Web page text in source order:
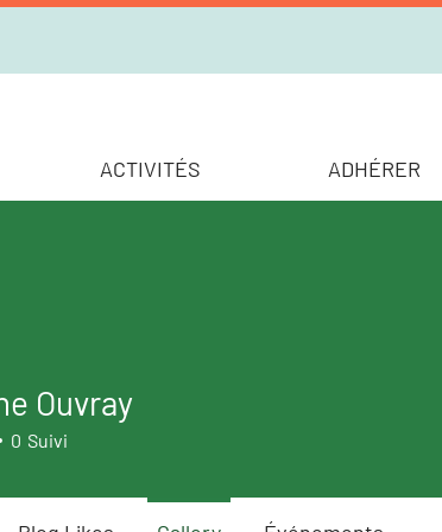
ACTIVITÉS ADHÉRER
Ouvray
0 Suivi